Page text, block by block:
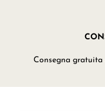
Consegna gratuita